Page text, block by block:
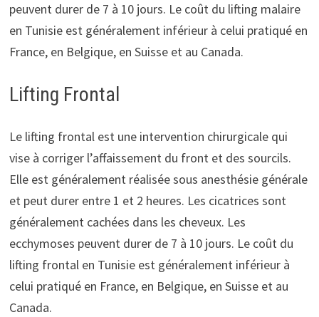
peuvent durer de 7 à 10 jours. Le coût du lifting malaire
en Tunisie est généralement inférieur à celui pratiqué en
France, en Belgique, en Suisse et au Canada.
Lifting Frontal
Le lifting frontal est une intervention chirurgicale qui
vise à corriger l’affaissement du front et des sourcils.
Elle est généralement réalisée sous anesthésie générale
et peut durer entre 1 et 2 heures. Les cicatrices sont
généralement cachées dans les cheveux. Les
ecchymoses peuvent durer de 7 à 10 jours. Le coût du
lifting frontal en Tunisie est généralement inférieur à
celui pratiqué en France, en Belgique, en Suisse et au
Canada.